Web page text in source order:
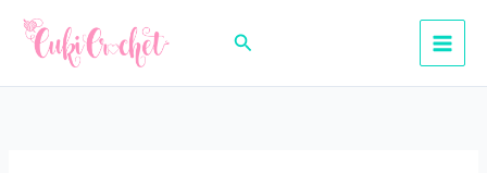
contenido
Buscar